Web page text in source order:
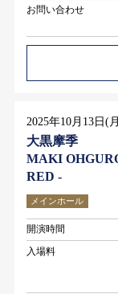
お問い合わせ
2025年10月13日(
大黒摩季
MAKI
RED -
メインホール
開演時間
入場料